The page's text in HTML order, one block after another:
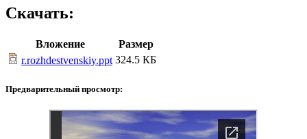
Скачать:
Вложение
Размер
r.rozhdestvenskiy.ppt 324.5 КБ
Предварительный просмотр: